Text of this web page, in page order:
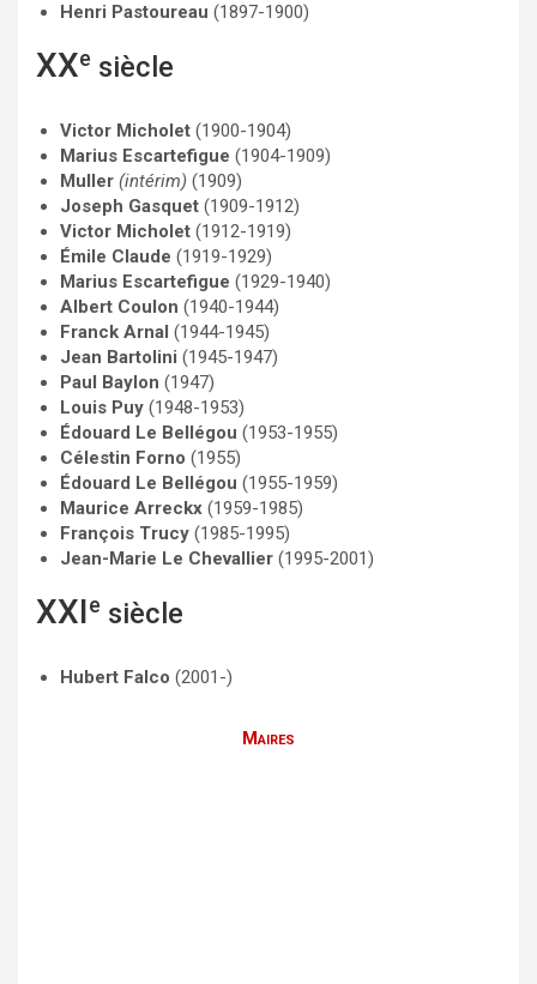
Henri Pastoureau (1897-1900)
XXe siècle
Victor Micholet (1900-1904)
Marius Escartefigue (1904-1909)
Muller (intérim) (1909)
Joseph Gasquet (1909-1912)
Victor Micholet (1912-1919)
Émile Claude (1919-1929)
Marius Escartefigue (1929-1940)
Albert Coulon (1940-1944)
Franck Arnal (1944-1945)
Jean Bartolini (1945-1947)
Paul Baylon (1947)
Louis Puy (1948-1953)
Édouard Le Bellégou (1953-1955)
Célestin Forno (1955)
Édouard Le Bellégou (1955-1959)
Maurice Arreckx (1959-1985)
François Trucy (1985-1995)
Jean-Marie Le Chevallier (1995-2001)
XXIe siècle
Hubert Falco (2001-)
Maires